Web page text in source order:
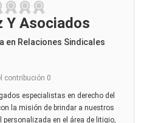
Y Asociados
en Relaciones Sindicales
contribución 0
especialistas en derecho del
la misión de brindar a nuestros
en el área de litigio,